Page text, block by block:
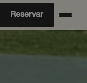
Reservar